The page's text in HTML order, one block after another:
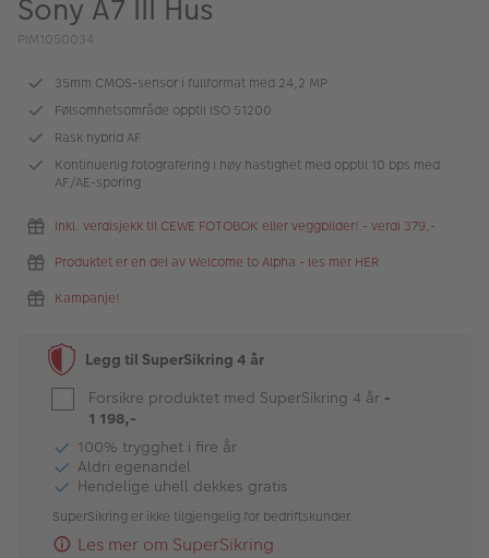
ALBUM
Merker
Lagersalg
Bildeprodukter
Fotokurs
Inspirasjon
Butikkoversikt
Sony A7 III Hus
PIM1050034
35mm CMOS-sensor i fullformat med 24,2 MP
Følsomhetsområde opptil ISO 51200
Rask hybrid AF
Kontinuerlig fotografering i høy hastighet med opptil 10 bps med
AF/AE-sporing
Inkl. verdisjekk til CEWE FOTOBOK eller veggbilder! - verdi 379,-
Produktet er en del av Welcome to Alpha - les mer HER
Kampanje!
Legg til SuperSikring 4 år
Forsikre produktet med SuperSikring 4 år -
1 198,-
100% trygghet i fire år
Aldri egenandel
Hendelige uhell dekkes gratis
SuperSikring er ikke tilgjengelig for bedriftskunder.
Les mer om SuperSikring